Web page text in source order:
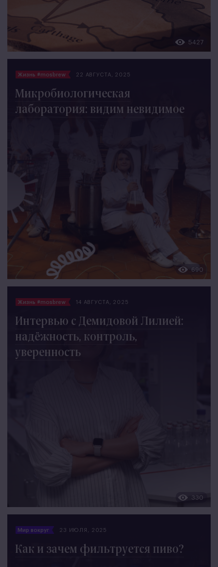
5427
Жизнь #mosbrew 22 АВГУСТА, 2025
Микробиологическая
лаборатория: видим невидимое
690
Жизнь #mosbrew 14 АВГУСТА, 2025
Интервью с Демидовой Лилией:
надёжность, контроль,
уверенность
330
Мир вокруг 23 ИЮЛЯ, 2025
Как и зачем фильтруется пиво?